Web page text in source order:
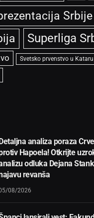
Srbije
Superliga
Svetsko prvenstvo u Kataru
analiza poraza
Hapoela! Otkrijte
odluka Dejana
revanša
08/2026